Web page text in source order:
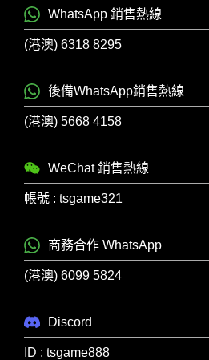
WhatsApp 銷售熱線
(港澳) 6318 8295
後備WhatsApp銷售熱線
(港澳) 5668 4158
WeChat 銷售熱線
帳號 : tsgame321
商務合作 WhatsApp
(港澳) 6099 5824
Discord
ID : tsgame888